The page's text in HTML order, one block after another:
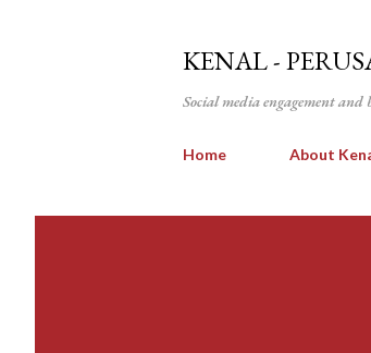
KENAL -
Social media engagement
Home About